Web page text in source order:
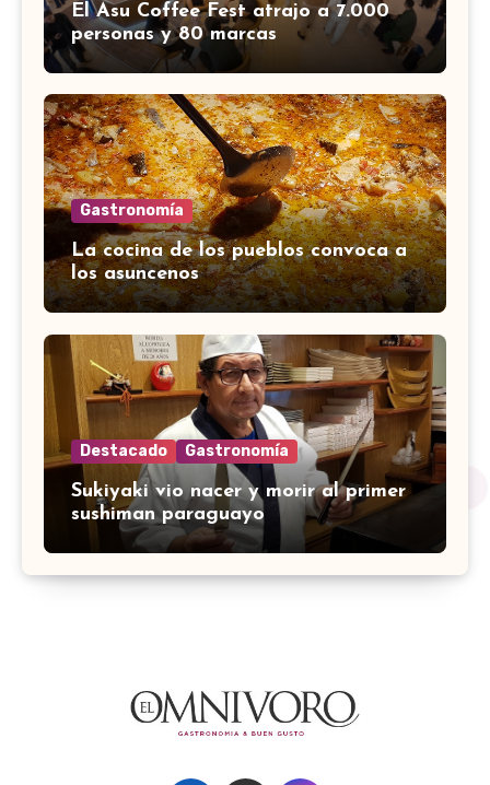
El Asu Coffee Fest atrajo a 7.000
personas y 80 marcas
Gastronomía
La cocina de los pueblos convoca a
los asuncenos
Destacado Gastronomía
Sukiyaki vio nacer y morir al primer
sushiman paraguayo